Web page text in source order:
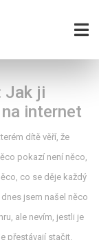
Jak ji
internet
dítě věří, že
pokazí není něco,
co se děje každý
jsem našel něco
ale nevím, jestli je
přestávají stačit.